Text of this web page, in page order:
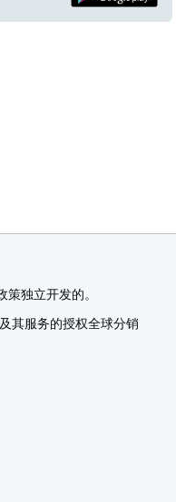
独立开发的。
其服务的授权全球分销